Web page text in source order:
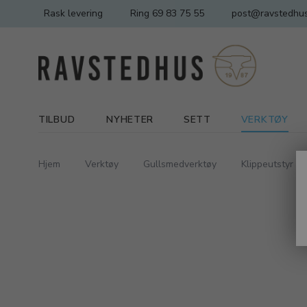
Rask levering Ring 69 83 75 55
TILBUD NYHETER SETT VERKTØY
Hjem Verktøy Gullsmedverktøy Klippeutstyr